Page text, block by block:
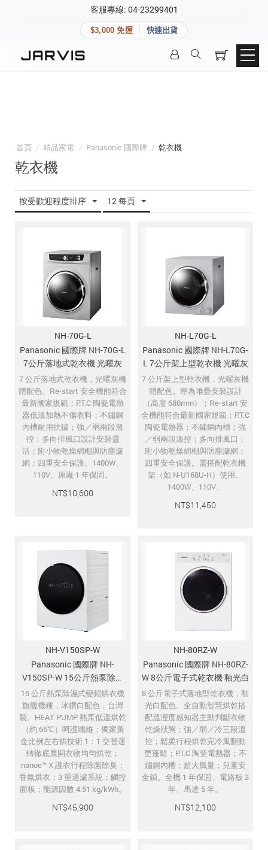
客服專線: 04-23299401
$3,000 免運 快速出貨
首頁 / 精品家電 / Panasonic 國際牌 / 乾衣機
乾衣機
按受歡迎程度排序 12 每頁
NH-70G-L
Panasonic 國際牌 NH-70G-L
7公斤落地式乾衣機 光曜灰
7 公斤落地式乾衣機，光曜灰機
體配色。Re-start 安全機能符合
最新國家規範；P.T.C 陶瓷電熱
器低溫加熱不傷衣料；不鏽鋼
內槽耐用抗鏽；強／弱兩段溫
控；多向排風口設計安裝靈
活；附小物乾燥網棚與防塵濾
網；四重安全保護。1400W、
110V、原廠 1 年保固。
NT$10,600
NH-L70G-L
Panasonic 國際牌 NH-L70G-
L 7公斤架上型乾衣機 光曜灰
7 公斤架上型乾衣機，光曜灰機
體配色。專為堆疊安裝設計
（高度 680mm）；Re-start 安
全機能符合最新國家規範；P.T.C
陶瓷電熱器；不鏽鋼內槽；強
／弱兩段溫控；多向排風口；
附小物乾燥網棚與防塵濾網；
四重安全保護。需搭配乾衣機
架（如 N-U168U-H）使用。
1400W、110V。
NT$11,450
NH-V150SP-W
Panasonic 國際牌 NH-
V150SP-W 15公斤熱泵除濕
式變頻烘衣機 冰鑽白
15 公斤熱泵除濕式變頻烘衣機
旗艦機種，冰鑽白配色，台灣
製。HEAT PUMP 熱泵低溫烘乾
（約 65℃）呵護纖維；獨家黃
金比例左右烘技術 1：1 交替運
轉徹底展開衣物均勻烘乾；
nanoe™ X 護衣行程除菌除臭；
香氛烘衣；3 重過濾系統；觸控
面板；能源因數 4.51 kg/kWh。
NT$45,900
NH-80RZ-W
Panasonic 國際牌 NH-80RZ-
W 8公斤電子式乾衣機 釉光白
8 公斤電子式落地型乾衣機，釉
光白配色。全自動智慧烘乾搭
配溫溼度感知器主動判斷衣物
乾燥狀態；強／弱／冷三段溫
控；鬆柔行程烘乾完冷風翻動
更蓬鬆；P.T.C 陶瓷電熱器；不
鏽鋼內槽；超大風量；兒童安
全鎖。全機 1 年保固、電路板 3
年、馬達 5 年。
NT$12,100
快速連結
登入後可查看訂單、會員資料與收藏清單。
建立新帳號
追蹤我的訂單
會員資料管理
查看我的最愛
加入 JARVIS VIP